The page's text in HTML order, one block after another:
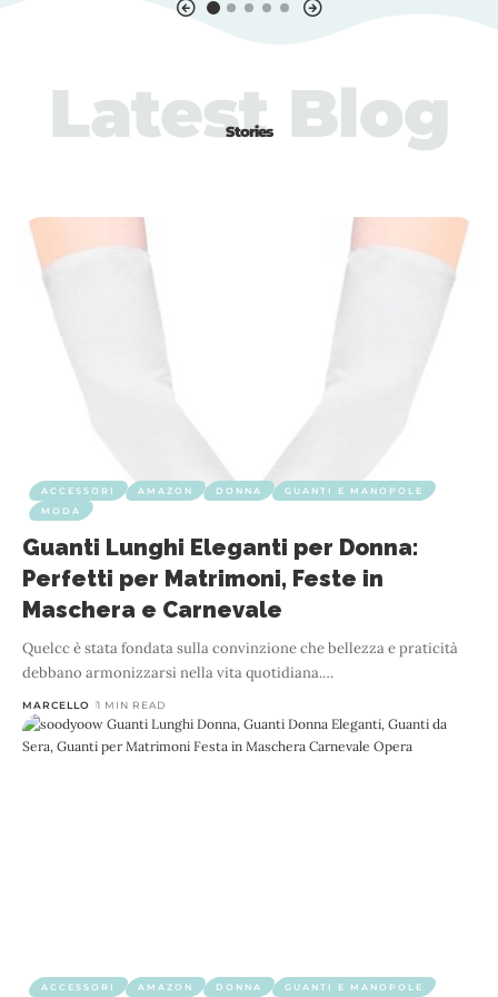
Stories
Latest Blog
ACCESSORI AMAZON DONNA
GUANTI E MANOPOLE
MODA
Guanti Lunghi Eleganti per Donna:
Perfetti per Matrimoni, Feste in
Maschera e Carnevale
Quelcc è stata fondata sulla convinzione che bellezza e praticità
debbano armonizzarsi nella vita quotidiana.…
MARCELLO 1 MIN READ
ACCESSORI AMAZON DONNA GUANTI E MANOPOLE